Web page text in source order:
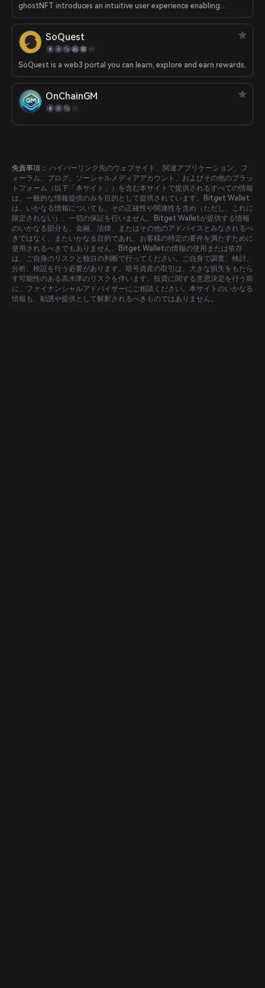
ghostNFT introduces an intuitive user experience enabling
creators and users to add, redeem, and view collateral to
SoQuest
SoQuest is a web3 portal you can learn, explore and earn rewards.
OnChainGM
免責事項： ハイパーリンク先のウェブサイト、関連アプリケーション、フ
ォーラム、ブログ、ソーシャルメディアアカウント、およびその他のプラッ
トフォーム（以下「本サイト」）を含む本サイトで提供されるすべての情報
は、一般的な情報提供のみを目的として提供されています。Bitget Wallet
は、いかなる情報についても、その正確性や関連性を含め（ただし、これに
限定されない）、一切の保証を行いません。Bitget Walletが提供する情報
のいかなる部分も、金融、法律、またはその他のアドバイスとみなされるべ
きではなく、またいかなる目的であれ、お客様の特定の要件を満たすために
使用されるべきでもありません。Bitget Walletの情報の使用または依存
は、ご自身のリスクと独自の判断で行ってください。ご自身で調査、検討、
分析、検証を行う必要があります。暗号資産の取引は、大きな損失をもたら
す可能性のある高水準のリスクを伴います。投資に関する意思決定を行う前
に、ファイナンシャルアドバイザーにご相談ください。本サイトのいかなる
情報も、勧誘や提供として解釈されるべきものではありません。